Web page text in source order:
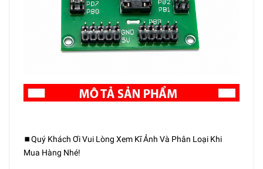
⏹️Quý Khách Ơi Vui Lòng Xem Kĩ Ảnh Và Phân Loại Khi
Mua Hàng Nhé!